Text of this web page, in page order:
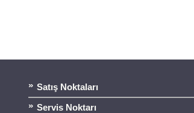
Satış Noktaları
Servis Noktarı